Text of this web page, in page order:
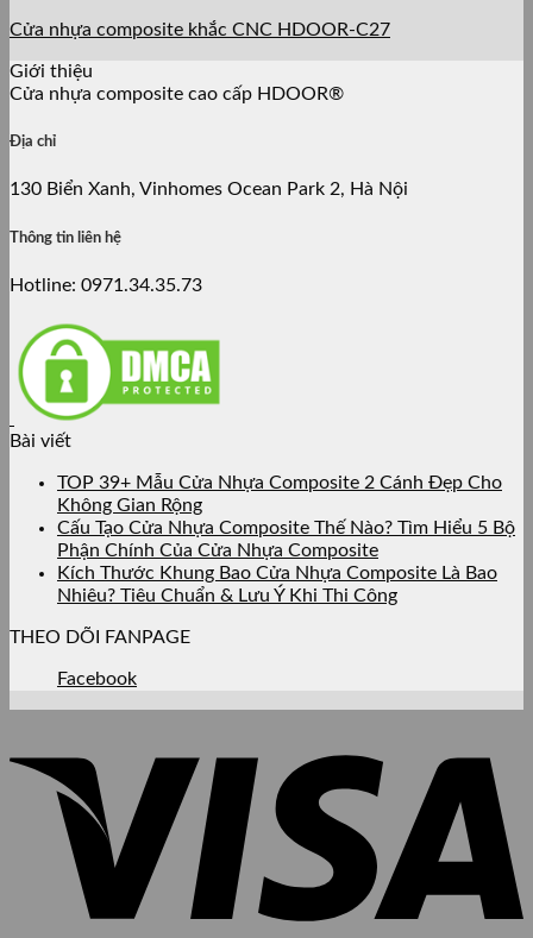
Cửa nhựa composite khắc CNC HDOOR-C27
Giới thiệu
Cửa nhựa composite cao cấp HDOOR®
Địa chỉ
130 Biển Xanh, Vinhomes Ocean Park 2, Hà Nội
Thông tin liên hệ
Hotline: 0971.34.35.73
Bài viết
TOP 39+ Mẫu Cửa Nhựa Composite 2 Cánh Đẹp Cho
Không Gian Rộng
Cấu Tạo Cửa Nhựa Composite Thế Nào? Tìm Hiểu 5 Bộ
Phận Chính Của Cửa Nhựa Composite
Kích Thước Khung Bao Cửa Nhựa Composite Là Bao
Nhiêu? Tiêu Chuẩn & Lưu Ý Khi Thi Công
THEO DÕI FANPAGE
Facebook